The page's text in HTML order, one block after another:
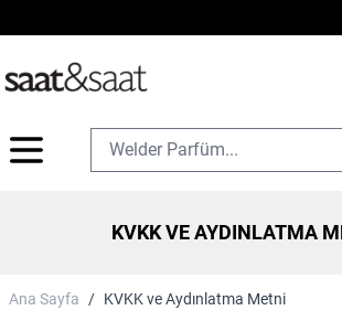
KVKK VE AYDINLATMA
Ana Sayfa / KVKK ve Aydınlatma Metni